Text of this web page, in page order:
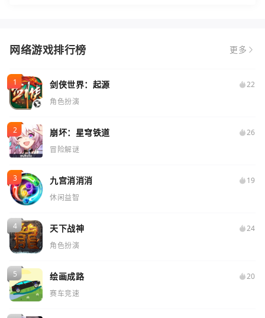
网络游戏排行榜 更多
剑侠世界：起源
22
角色扮演
崩坏：星穹铁道
26
冒险解谜
九宫消消消
19
休闲益智
天下战神
24
角色扮演
绘画成路
20
赛车竞速